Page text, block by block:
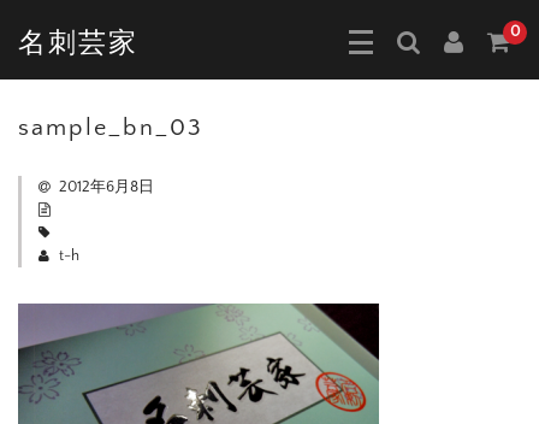
名刺芸家 0
sample_bn_03
2012年6月8日
t-h